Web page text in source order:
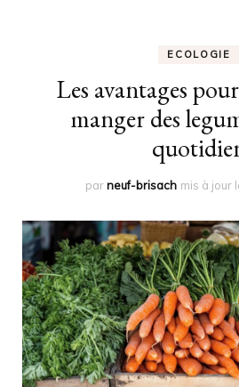
ECOLOGIE
Les avantages
manger des
parneuf-brisach mis à jour